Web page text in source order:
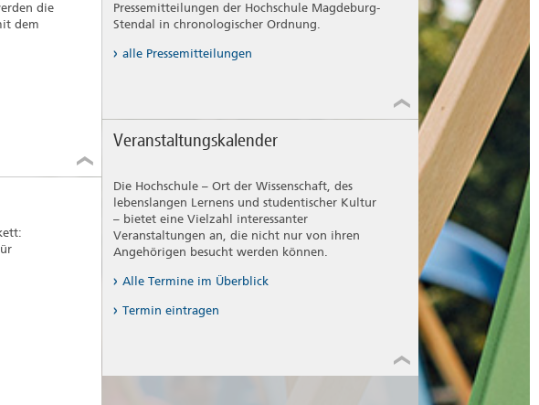
die
dem
Pressemitteilungen der Hochschule Magdeburg-
Stendal in chronologischer Ordnung.
alle Pressemitteilungen
Veranstaltungskalender
Die Hochschule – Ort der Wissenschaft, des
lebenslangen Lernens und studentischer Kultur
– bietet eine Vielzahl interessanter
Veranstaltungen an, die nicht nur von ihren
Angehörigen besucht werden können.
Alle Termine im Überblick
Termin eintragen